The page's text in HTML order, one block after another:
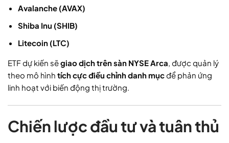
Avalanche (AVAX)
Shiba Inu (SHIB)
Litecoin (LTC)
ETF dự kiến sẽgiao dịch trên sàn NYSE Arca , được quản lý
theo mô hình tích cực điều chỉnh danh mụcđể phản ứng
linh hoạt với biến động thị trường.
Chiến lược đầu tư và tuân thủ